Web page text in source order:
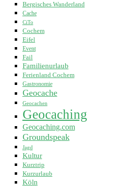
Bergisches Wanderland
Cache
CiTo
Cochem
Eifel
Event
Fail
Familienurlaub
Ferienland Cochem
Gastronomie
Geocache
Geocachen
Geocaching
Geocaching.com
Groundspeak
Jagd
Kultur
Kurztrip
Kurzurlaub
Köln